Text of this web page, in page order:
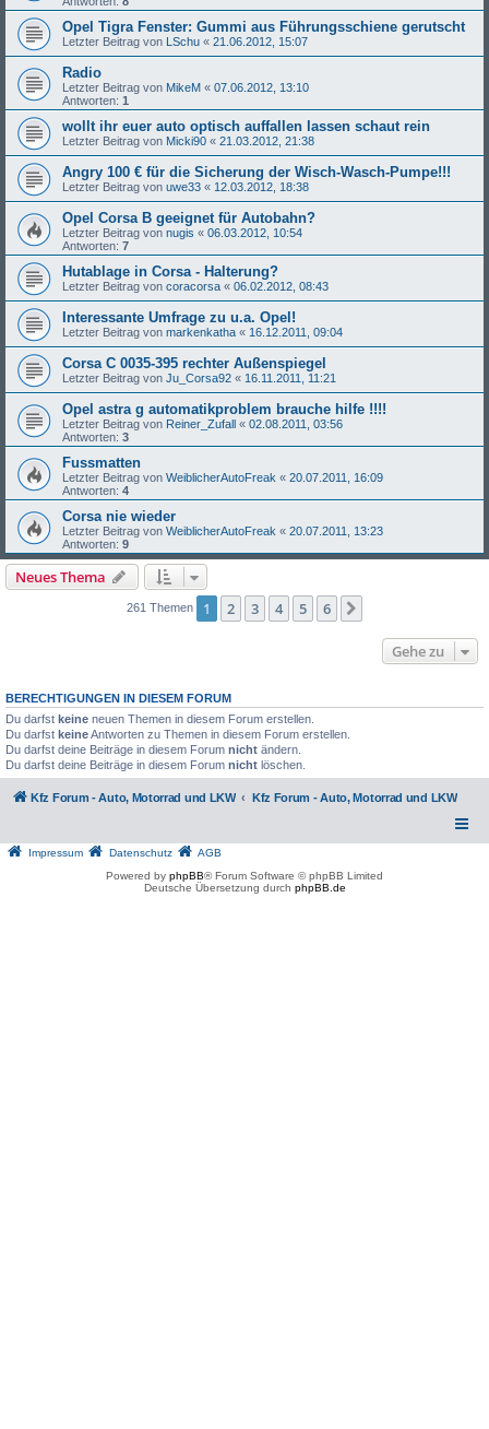
Opel Tigra Fenster: Gummi aus Führungsschiene gerutscht
Letzter Beitrag von LSchu « 21.06.2012, 15:07
Radio
Letzter Beitrag von MikeM « 07.06.2012, 13:10
Antworten: 1
wollt ihr euer auto optisch auffallen lassen schaut rein
Letzter Beitrag von Micki90 « 21.03.2012, 21:38
Angry 100 € für die Sicherung der Wisch-Wasch-Pumpe!!!
Letzter Beitrag von uwe33 « 12.03.2012, 18:38
Opel Corsa B geeignet für Autobahn?
Letzter Beitrag von nugis « 06.03.2012, 10:54
Antworten: 7
Hutablage in Corsa - Halterung?
Letzter Beitrag von coracorsa « 06.02.2012, 08:43
Interessante Umfrage zu u.a. Opel!
Letzter Beitrag von markenkatha « 16.12.2011, 09:04
Corsa C 0035-395 rechter Außenspiegel
Letzter Beitrag von Ju_Corsa92 « 16.11.2011, 11:21
Opel astra g automatikproblem brauche hilfe !!!!
Letzter Beitrag von Reiner_Zufall « 02.08.2011, 03:56
Antworten: 3
Fussmatten
Letzter Beitrag von WeiblicherAutoFreak « 20.07.2011, 16:09
Antworten: 4
Corsa nie wieder
Letzter Beitrag von WeiblicherAutoFreak « 20.07.2011, 13:23
Antworten: 9
Neues Thema
261 Themen 1 2 3 4 5 6
Gehe zu
BERECHTIGUNGEN IN DIESEM FORUM
Du darfst keine neuen Themen in diesem Forum erstellen.
Du darfst keineAntworten zu Themen in diesem Forum erstellen.
Du darfst deine Beiträge in diesem Forum nicht ändern.
Du darfst deine Beiträge in diesem Forum nicht löschen.
Kfz Forum - Auto, Motorrad und LKW Kfz Forum - Auto, Motorrad und LKW
Impressum Datenschutz
AGB
Powered by phpBB® Forum Software © phpBB Limited
Deutsche Übersetzung durch phpBB.de